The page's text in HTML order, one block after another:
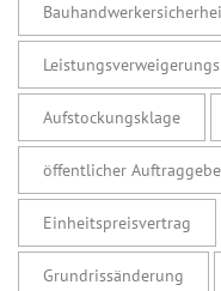
Aufstockungsklage
öffentlicher
Einheitspreisvertrag
Grundrissänderung